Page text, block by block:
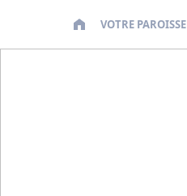
VOTRE PAROISSE